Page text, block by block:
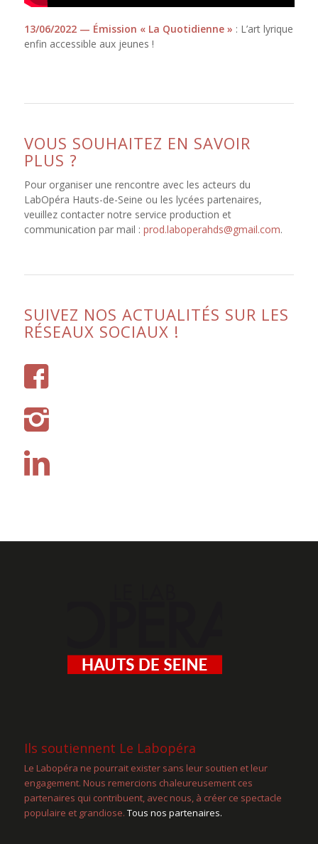
13/06/2022 — Émission « La Quotidienne » : L’art lyrique
enfin accessible aux jeunes !
VOUS SOUHAITEZ EN SAVOIR
PLUS ?
Pour organiser une rencontre avec les acteurs du
LabOpéra Hauts-de-Seine ou les lycées partenaires,
veuillez contacter notre service production et
communication par mail : prod.laboperahds@gmail.com.
SUIVEZ NOS ACTUALITÉS SUR LES
RÉSEAUX SOCIAUX !
Ils soutiennent Le Labopéra
Le Labopéra ne pourrait exister sans leur soutien et leur
engagement. Nous remercions chaleureusement ces
partenaires qui contribuent, avec nous, à créer ce spectacle
populaire et grandiose. Tous nos partenaires.